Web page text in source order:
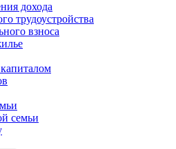
дохода
трудоустройства
взноса
семьи